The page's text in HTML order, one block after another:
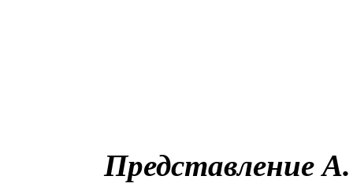
Представление